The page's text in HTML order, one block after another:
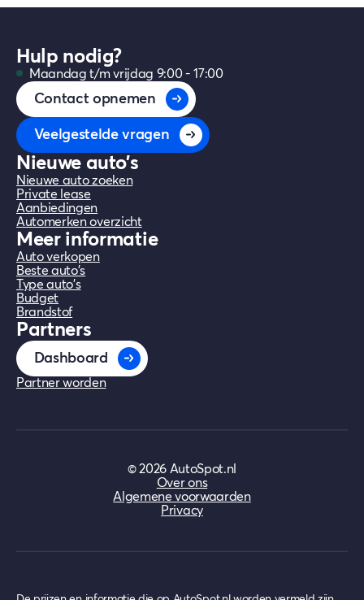
Hulp nodig?
Maandag t/m vrijdag 9:00 - 17:00
Contact opnemen
Veelgestelde vragen
Nieuwe auto's
Nieuwe auto zoeken
Private lease
Aanbiedingen
Automerken overzicht
Meer informatie
Auto verkopen
Beste auto's
Type auto's
Budget
Brandstof
Partners
Dashboard
Partner worden
©2026AutoSpot.nl
Over ons
Algemene voorwaarden
Privacy